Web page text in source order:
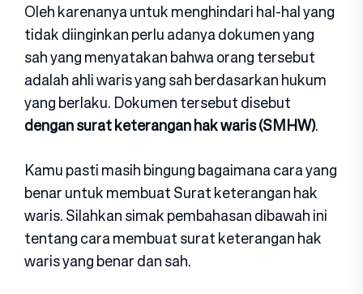
Oleh karenanya untuk menghindari hal-hal yang
tidak diinginkan perlu adanya dokumen yang
sah yang menyatakan bahwa orang tersebut
adalah ahli waris yang sah berdasarkan hukum
yang berlaku. Dokumen tersebut disebut
dengan surat keterangan hak waris (SMHW).
Kamu pasti masih bingung bagaimana cara yang
benar untuk membuat Surat keterangan hak
waris. Silahkan simak pembahasan dibawah ini
tentang cara membuat surat keterangan hak
waris yang benar dan sah.